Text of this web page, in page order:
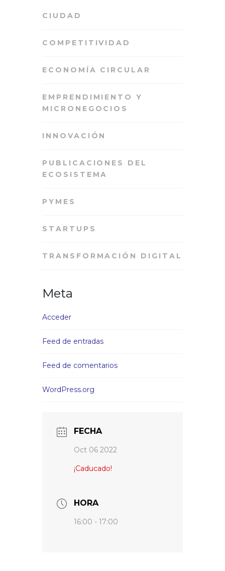
CIUDAD
COMPETITIVIDAD
ECONOMÍA CIRCULAR
EMPRENDIMIENTO Y
MICRONEGOCIOS
INNOVACIÓN
PUBLICACIONES DEL
ECOSISTEMA
PYMES
STARTUPS
TRANSFORMACIÓN DIGITAL
Meta
Acceder
Feed de entradas
Feed de comentarios
WordPress.org
FECHA
Oct 06 2022
¡Caducado!
HORA
16:00 - 17:00